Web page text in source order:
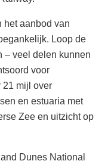
het aanbod van
Loop de
– veel delen kunnen
voor
21 mijl over
en estuaria met
Zee en uitzicht op
Dunes National